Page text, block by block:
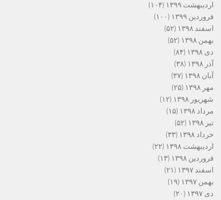
اردیبهشت ۱۳۹۹
(۱۰۴)
فروردین ۱۳۹۹
(۱۰۰)
اسفند ۱۳۹۸
(۵۲)
بهمن ۱۳۹۸
(۵۲)
دی ۱۳۹۸
(۸۴)
آذر ۱۳۹۸
(۳۸)
آبان ۱۳۹۸
(۳۷)
مهر ۱۳۹۸
(۲۵)
شهریور ۱۳۹۸
(۱۲)
مرداد ۱۳۹۸
(۱۵)
تیر ۱۳۹۸
(۵۲)
خرداد ۱۳۹۸
(۳۳)
اردیبهشت ۱۳۹۸
(۲۲)
فروردین ۱۳۹۸
(۱۳)
اسفند ۱۳۹۷
(۲۱)
بهمن ۱۳۹۷
(۱۹)
دی ۱۳۹۷
(۲۰)